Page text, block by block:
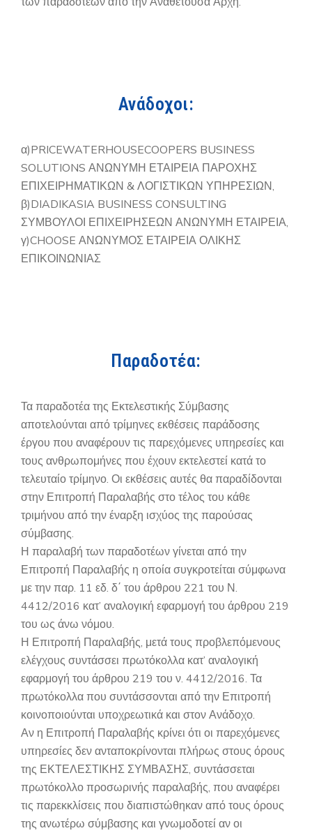
Ανάδοχοι:
α)PRICEWATERHOUSECOOPERS BUSINESS
SOLUTIONS ΑΝΩΝΥΜΗ ΕΤΑΙΡΕΙΑ ΠΑΡΟΧΗΣ
ΕΠΙΧΕΙΡΗΜΑΤΙΚΩΝ & ΛΟΓΙΣΤΙΚΩΝ ΥΠΗΡΕΣΙΩΝ,
β)DIADIKASIA BUSINESS CONSULTING
ΣΥΜΒΟΥΛΟΙ ΕΠΙΧΕΙΡΗΣΕΩΝ ΑΝΩΝΥΜΗ ΕΤΑΙΡΕΙΑ,
γ)CHOOSE ΑΝΩΝΥΜΟΣ ΕΤΑΙΡΕΙΑ ΟΛΙΚΗΣ
ΕΠΙΚΟΙΝΩΝΙΑΣ
Παραδοτέα:
Τα παραδοτέα της Εκτελεστικής Σύμβασης
αποτελούνται από τρίμηνες εκθέσεις παράδοσης
έργου που αναφέρουν τις παρεχόμενες υπηρεσίες και
τους ανθρωπομήνες που έχουν εκτελεστεί κατά το
τελευταίο τρίμηνο. Οι εκθέσεις αυτές θα παραδίδονται
στην Επιτροπή Παραλαβής στο τέλος του κάθε
τριμήνου από την έναρξη ισχύος της παρούσας
σύμβασης.
Η παραλαβή των παραδοτέων γίνεται από την
Επιτροπή Παραλαβής η οποία συγκροτείται σύμφωνα
με την παρ. 11 εδ. δ΄ του άρθρου 221 του Ν.
4412/2016 κατ’ αναλογική εφαρμογή του άρθρου 219
του ως άνω νόμου.
Η Επιτροπή Παραλαβής, μετά τους προβλεπόμενους
ελέγχους συντάσσει πρωτόκολλα κατ’ αναλογική
εφαρμογή του άρθρου 219 του ν. 4412/2016. Τα
πρωτόκολλα που συντάσσονται από την Επιτροπή
κοινοποιούνται υποχρεωτικά και στον Ανάδοχο.
Αν η Επιτροπή Παραλαβής κρίνει ότι οι παρεχόμενες
υπηρεσίες δεν ανταποκρίνονται πλήρως στους όρους
της ΕΚΤΕΛΕΣΤΙΚΗΣ ΣΥΜΒΑΣΗΣ, συντάσσεται
πρωτόκολλο προσωρινής παραλαβής, που αναφέρει
τις παρεκκλίσεις που διαπιστώθηκαν από τους όρους
της ανωτέρω σύμβασης και γνωμοδοτεί αν οι